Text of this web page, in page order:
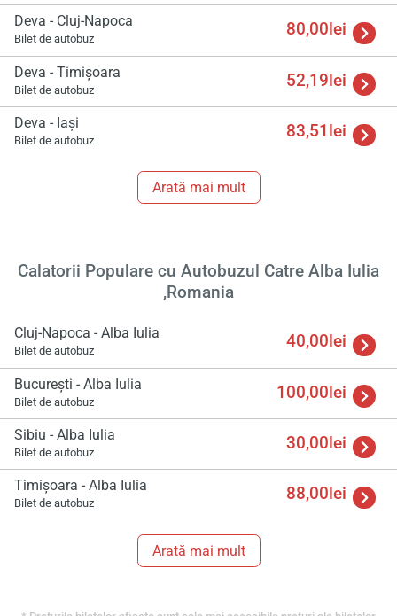
Deva - Cluj-Napoca
Bilet de autobuz 80,00lei
Deva - Timişoara
Bilet de autobuz 52,19lei
Deva - Iași
Bilet de autobuz 83,51lei
Arată mai mult
Calatorii Populare cu Autobuzul Catre Alba Iulia
,Romania
Cluj-Napoca - Alba Iulia
Bilet de autobuz 40,00lei
București - Alba Iulia
Bilet de autobuz 100,00lei
Sibiu - Alba Iulia
Bilet de autobuz 30,00lei
Timişoara - Alba Iulia
Bilet de autobuz 88,00lei
Arată mai mult